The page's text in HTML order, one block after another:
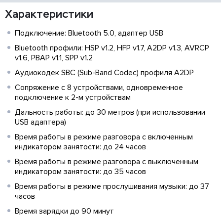
Характеристики
Подключение: Bluetooth 5.0, адаптер USB
Bluetooth профили: HSP v1.2, HFP v1.7, A2DP v1.3, AVRCP
v1.6, PBAP v1.1, SPP v1.2
Аудиокодек SBC (Sub-Band Codec) профиля A2DP
Сопряжение с 8 устройствами, одновременное
подключение к 2-м устройствам
Дальность работы: до 30 метров (при использовании
USB адаптера)
Время работы в режиме разговора с включенным
индикатором занятости: до 24 часов
Время работы в режиме разговора с выключенным
индикатором занятости: до 35 часов
Время работы в режиме прослушивания музыки: до 37
часов
Время зарядки до 90 минут